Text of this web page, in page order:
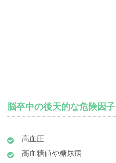
脳卒中の後天的な危険因子
高血圧
高血糖値や糖尿病